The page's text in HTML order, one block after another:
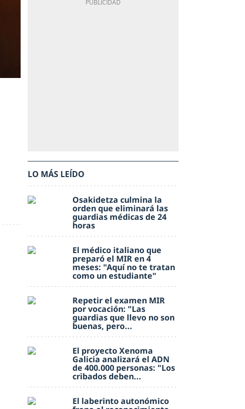
LO MÁS LEÍDO
Osakidetza culmina la
orden que eliminará las
guardias médicas de 24
horas
El médico italiano que
preparó el MIR en 4
meses: "Aquí no te tratan
como un estudiante"
Repetir el examen MIR
por vocación: "Las
guardias que llevo no son
buenas, pero...
El proyecto Xenoma
Galicia analizará el ADN
de 400.000 personas: "Los
cribados deben...
El laberinto autonómico